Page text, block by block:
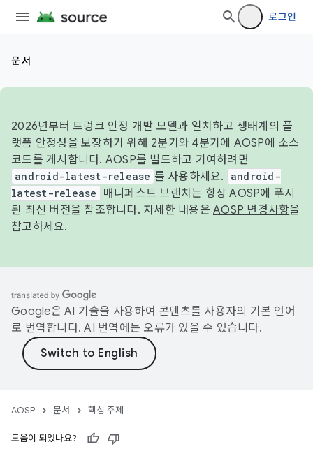
로그인
문서
2026년부터 트렁크 안정 개발 모델과 일치하고 생태계의 플
랫폼 안정성을 보장하기 위해 2분기와 4분기에 AOSP에 소스
코드를 게시합니다. AOSP를 빌드하고 기여하려면
android-latest-release 를 사용하세요.
android-
latest-release
매니페스트 브랜치는 항상 AOSP에 푸시
된 최신 버전을 참조합니다. 자세한 내용은 AOSP 변경사항을
참고하세요.
Google은 AI 기술을 사용하여 콘텐츠를 사용자의 기본 언어
로 번역합니다. AI 번역에는 오류가 있을 수 있습니다.
AOSP 문서 핵심 주제
도움이 되었나요?